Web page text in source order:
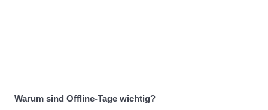
Warum sind Offline-Tage wichtig?